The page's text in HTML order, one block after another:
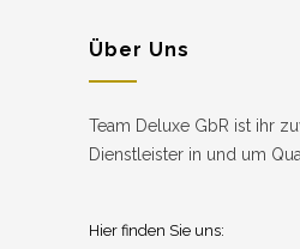
Über Uns
Team Deluxe GbR ist ihr
Dienstleister in und um
Hier finden Sie uns: